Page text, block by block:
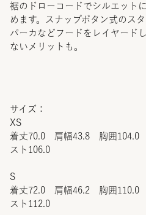
裾のドローコードでシルエット
めます。スナップボタン式のス
パーカなどフードをレイヤード
ないメリットも。
サイズ：
XS
着丈70.0 肩幅43.8 胸囲
スト106.0
S
着丈72.0 肩幅46.2 胸囲
スト112.0